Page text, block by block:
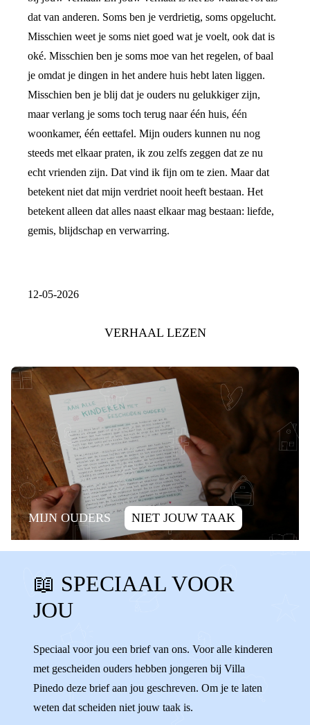
dat van anderen. Soms ben je verdrietig, soms opgelucht.
Misschien weet je soms niet goed wat je voelt, ook dat is
oké. Misschien ben je soms moe van het regelen, of baal
je omdat je dingen in het andere huis hebt laten liggen.
Misschien ben je blij dat je ouders nu gelukkiger zijn,
maar verlang je soms toch terug naar één huis, één
woonkamer, één eettafel. Mijn ouders kunnen nu nog
steeds met elkaar praten, ik zou zelfs zeggen dat ze nu
echt vrienden zijn. Dat vind ik fijn om te zien. Maar dat
betekent niet dat mijn verdriet nooit heeft bestaan. Het
betekent alleen dat alles naast elkaar mag bestaan: liefde,
gemis, blijdschap en verwarring.
12-05-2026
VERHAAL LEZEN
MIJN OUDERS NIET JOUW TAAK
SCHULD ALLEEN ZIJN
ALLEEN VOELEN SCHULDIG
WENNEN
WISSELEN VERHUIZEN ALLEEN
ENIGE AFSPRAKEN
📖 SPECIAAL VOOR
JOU
Speciaal voor jou een brief van ons. Voor alle kinderen
met gescheiden ouders hebben jongeren bij Villa
Pinedo deze brief aan jou geschreven. Om je te laten
weten dat scheiden niet jouw taak is.